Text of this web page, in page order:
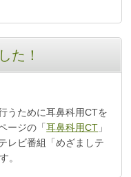
た！
うために耳鼻科用CTを
ージの「耳鼻科用CT 」
レビ番組「めざましテ
。